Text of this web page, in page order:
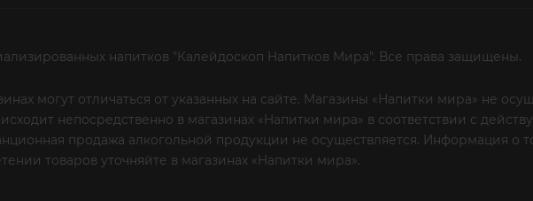
напитков "Калейдоскоп Напитков Мира". Все права защищены.
могут отличаться от указанных на сайте. Магазины «Напитки мира» не
непосредственно в магазинах «Напитки мира» в соответствии с
продажа алкогольной продукции не осуществляется. Информация о
товаров уточняйте в магазинах «Напитки мира».